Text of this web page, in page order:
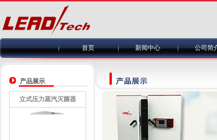
首页 新闻中心 公司简
产品展示
立式压力蒸汽灭菌器